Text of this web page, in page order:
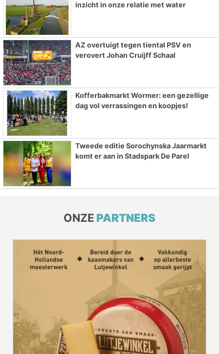
inzicht in onze relatie met water
AZ overtuigt tegen tiental PSV en
verovert Johan Cruijff Schaal
Kofferbakmarkt Wormer: een gezellige
dag vol verrassingen en koopjes!
Tweede editie Sorochynska Jaarmarkt
komt er aan in Stadspark De Parel
ONZE PARTNERS